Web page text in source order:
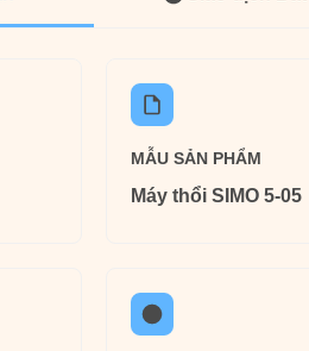
MẪU SẢN PHẨM
Máy thổi SIMO 5-05